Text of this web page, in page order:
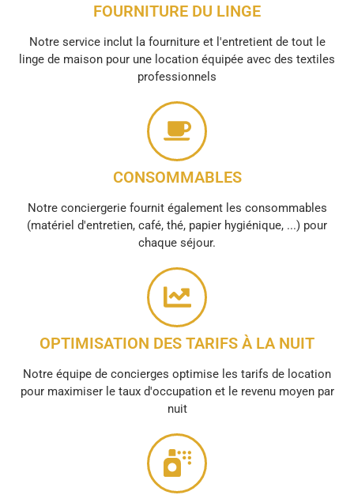
FOURNITURE DU LINGE
Notre service inclut la fourniture et l'entretient de tout le
linge de maison pour une location équipée avec des textiles
professionnels
CONSOMMABLES
Notre conciergerie fournit également les consommables
(matériel d'entretien, café, thé, papier hygiénique, ...) pour
chaque séjour.
OPTIMISATION DES TARIFS À LA NUIT
Notre équipe de concierges optimise les tarifs de location
pour maximiser le taux d'occupation et le revenu moyen par
nuit